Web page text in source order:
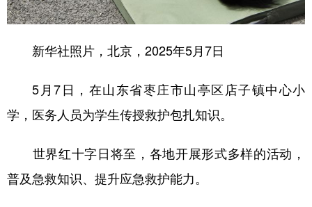
新华社照片，北京，2025年5月7日
5月7日，在山东省枣庄市山亭区店子镇中心小
学，医务人员为学生传授救护包扎知识。
世界红十字日将至，各地开展形式多样的活动，
普及急救知识、提升应急救护能力。